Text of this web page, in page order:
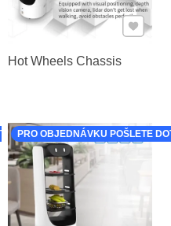
Hot Wheels Chassis
Přidat k
PRO OBJEDNÁVKU POŠLETE